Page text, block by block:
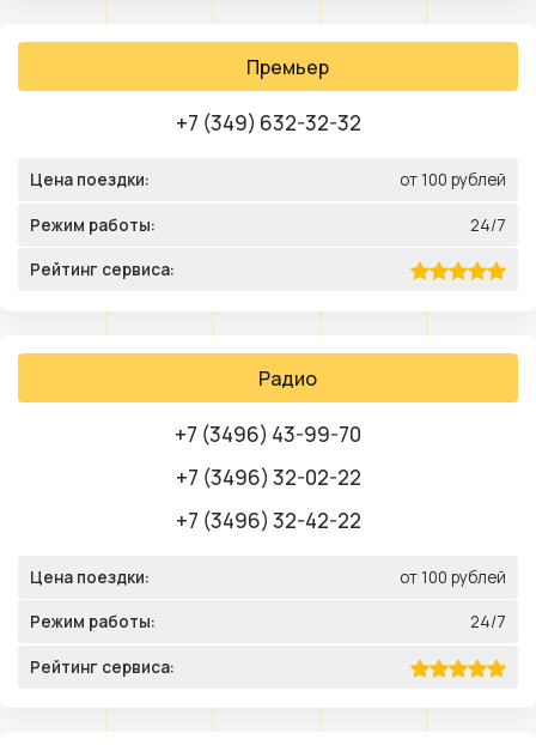
Премьер
+7 (349) 632-32-32
Цена поездки: от 100 рублей
Режим работы: 24/7
Рейтинг сервиса:
Радио
+7 (3496) 43-99-70
+7 (3496) 32-02-22
+7 (3496) 32-42-22
Цена поездки: от 100 рублей
Режим работы: 24/7
Рейтинг сервиса: